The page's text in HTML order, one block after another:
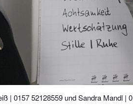
| 0157 52128559 und Sandra Mandl |